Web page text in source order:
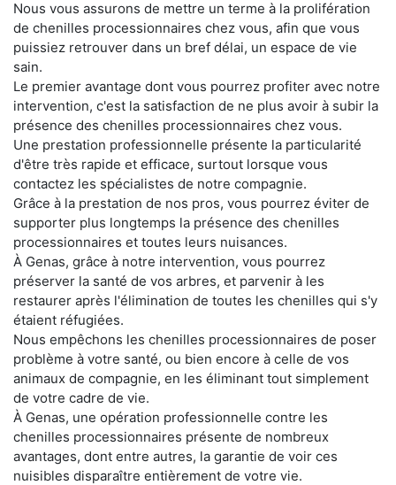
Nous vous assurons de mettre un terme à la prolifération
de chenilles processionnaires chez vous, afin que vous
puissiez retrouver dans un bref délai, un espace de vie
sain.
Le premier avantage dont vous pourrez profiter avec notre
intervention, c'est la satisfaction de ne plus avoir à subir la
présence des chenilles processionnaires chez vous.
Une prestation professionnelle présente la particularité
d'être très rapide et efficace, surtout lorsque vous
contactez les spécialistes de notre compagnie.
Grâce à la prestation de nos pros, vous pourrez éviter de
supporter plus longtemps la présence des chenilles
processionnaires et toutes leurs nuisances.
À Genas, grâce à notre intervention, vous pourrez
préserver la santé de vos arbres, et parvenir à les
restaurer après l'élimination de toutes les chenilles qui s'y
étaient réfugiées.
Nous empêchons les chenilles processionnaires de poser
problème à votre santé, ou bien encore à celle de vos
animaux de compagnie, en les éliminant tout simplement
de votre cadre de vie.
À Genas, une opération professionnelle contre les
chenilles processionnaires présente de nombreux
avantages, dont entre autres, la garantie de voir ces
nuisibles disparaître entièrement de votre vie.